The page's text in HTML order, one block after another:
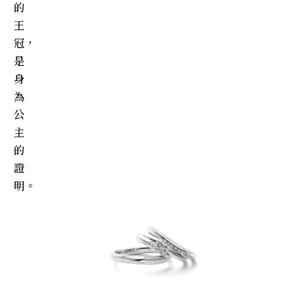
的
王
冠，
是
身
為
公
主
的
證
明。